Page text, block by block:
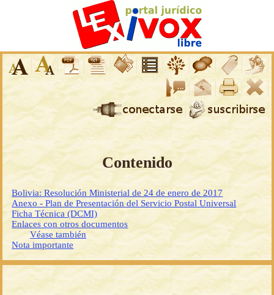
Contenido
Bolivia: Resolución Ministerial de 24 de enero de 2017
Anexo - Plan de Presentación del Servicio Postal Universal
Ficha Técnica (DCMI)
Enlaces con otros documentos
Véase también
Nota importante